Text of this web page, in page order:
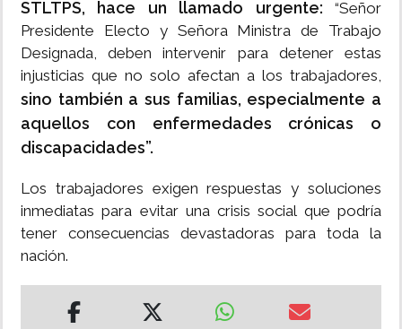
STLTPS, hace un llamado urgente: “Señor
Presidente Electo y Señora Ministra de Trabajo
Designada, deben intervenir para detener estas
injusticias que no solo afectan a los trabajadores,
sino también a sus familias, especialmente a
aquellos con enfermedades crónicas o
discapacidades”.
Los trabajadores exigen respuestas y soluciones
inmediatas para evitar una crisis social que podría
tener consecuencias devastadoras para toda la
nación.